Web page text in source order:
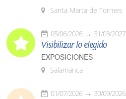
Santa Marta de Tormes
05/06/2026 31/03/2027
Visibilizar lo elegido
EXPOSICIONES
Salamanca
01/07/2026 30/09/2026